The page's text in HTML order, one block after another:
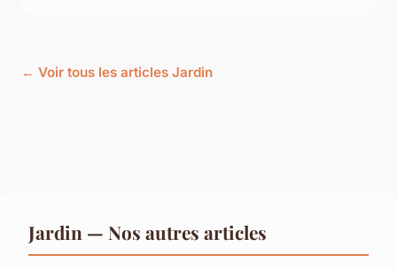
← Voir tous les articles Jardin
Jardin — Nos autres articles